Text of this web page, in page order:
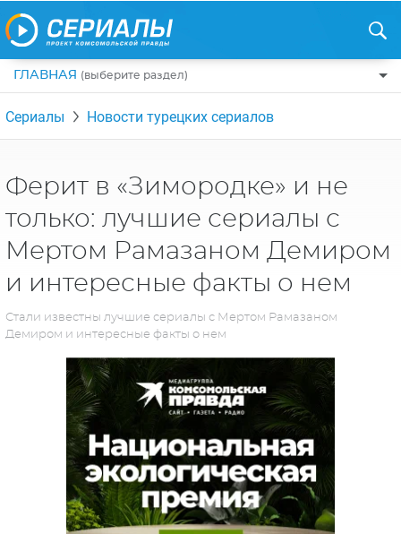
ГЛАВНАЯ (выберите раздел)
ПО ЖАНРАМ
КОМЕДИИ
ДРАМЫ
БОЕВИКИ
ДЕТЕКТИВЫ
КРИМИНАЛ
ФАНТАСТИКА
МЕЛОДРАМЫ
США
АНГЛИЯ
УКРАИНА
ИСПАНИЯ
ФРАНЦИЯ
ГЕРМАНИЯ
РЕЦЕНЗИИ
НА ВЫХОДНЫЕ
НОВОСТИ
ИНТЕРЕСНО
НОВОСТИ ТУРЕЦКИХ СЕРИАЛОВ
ИНТЕРВЬЮ
СВЕТСКИЕ НОВОСТИ
СПОЙЛЕРЫ ИЗ СЕРИАЛОВ
Сериалы Новости турецких сериалов
Ферит в «Зимородке» и не
только: лучшие сериалы с
Мертом Рамазаном Демиром
и интересные факты о нем
Стали известны лучшие сериалы с Мертом Рамазаном
Демиром и интересные факты о нем